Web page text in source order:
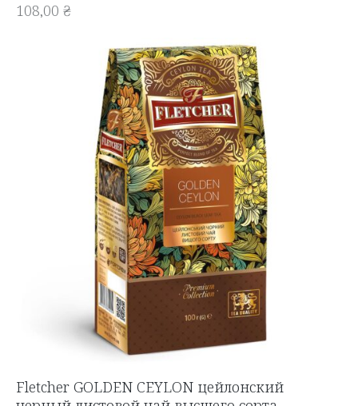
108,00 ₴
Fletcher GOLDEN CEYLON цейлонский